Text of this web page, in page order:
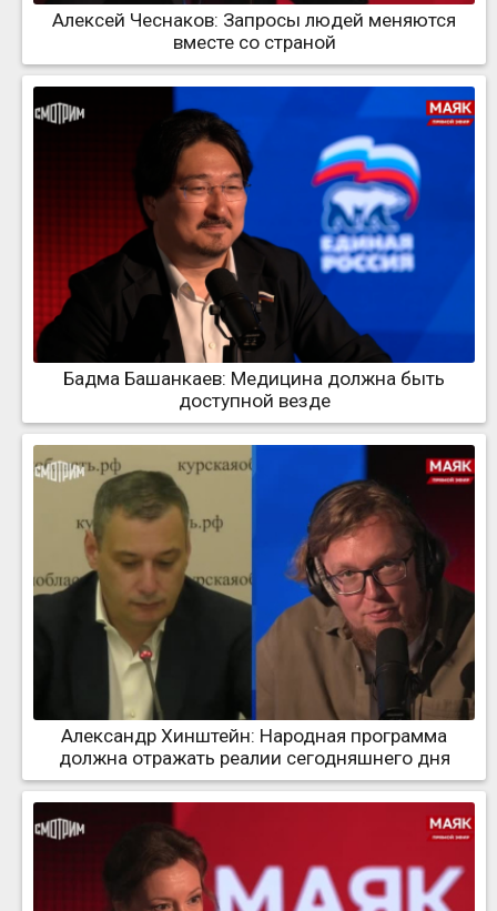
Алексей Чеснаков: Запросы людей меняются
вместе со страной
Бадма Башанкаев: Медицина должна быть
доступной везде
Александр Хинштейн: Народная программа
должна отражать реалии сегодняшнего дня